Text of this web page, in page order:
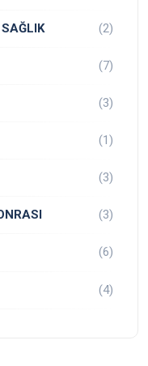
(2)
(7)
(3)
(1)
(3)
(3)
(6)
(4)